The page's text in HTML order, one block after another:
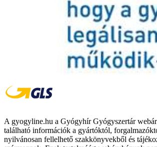
A gyogyline.hu a Gyógyhír Gyógyszertár
található információk a gyártóktól,
nyilvánosan fellelhető szakkönyvekből és